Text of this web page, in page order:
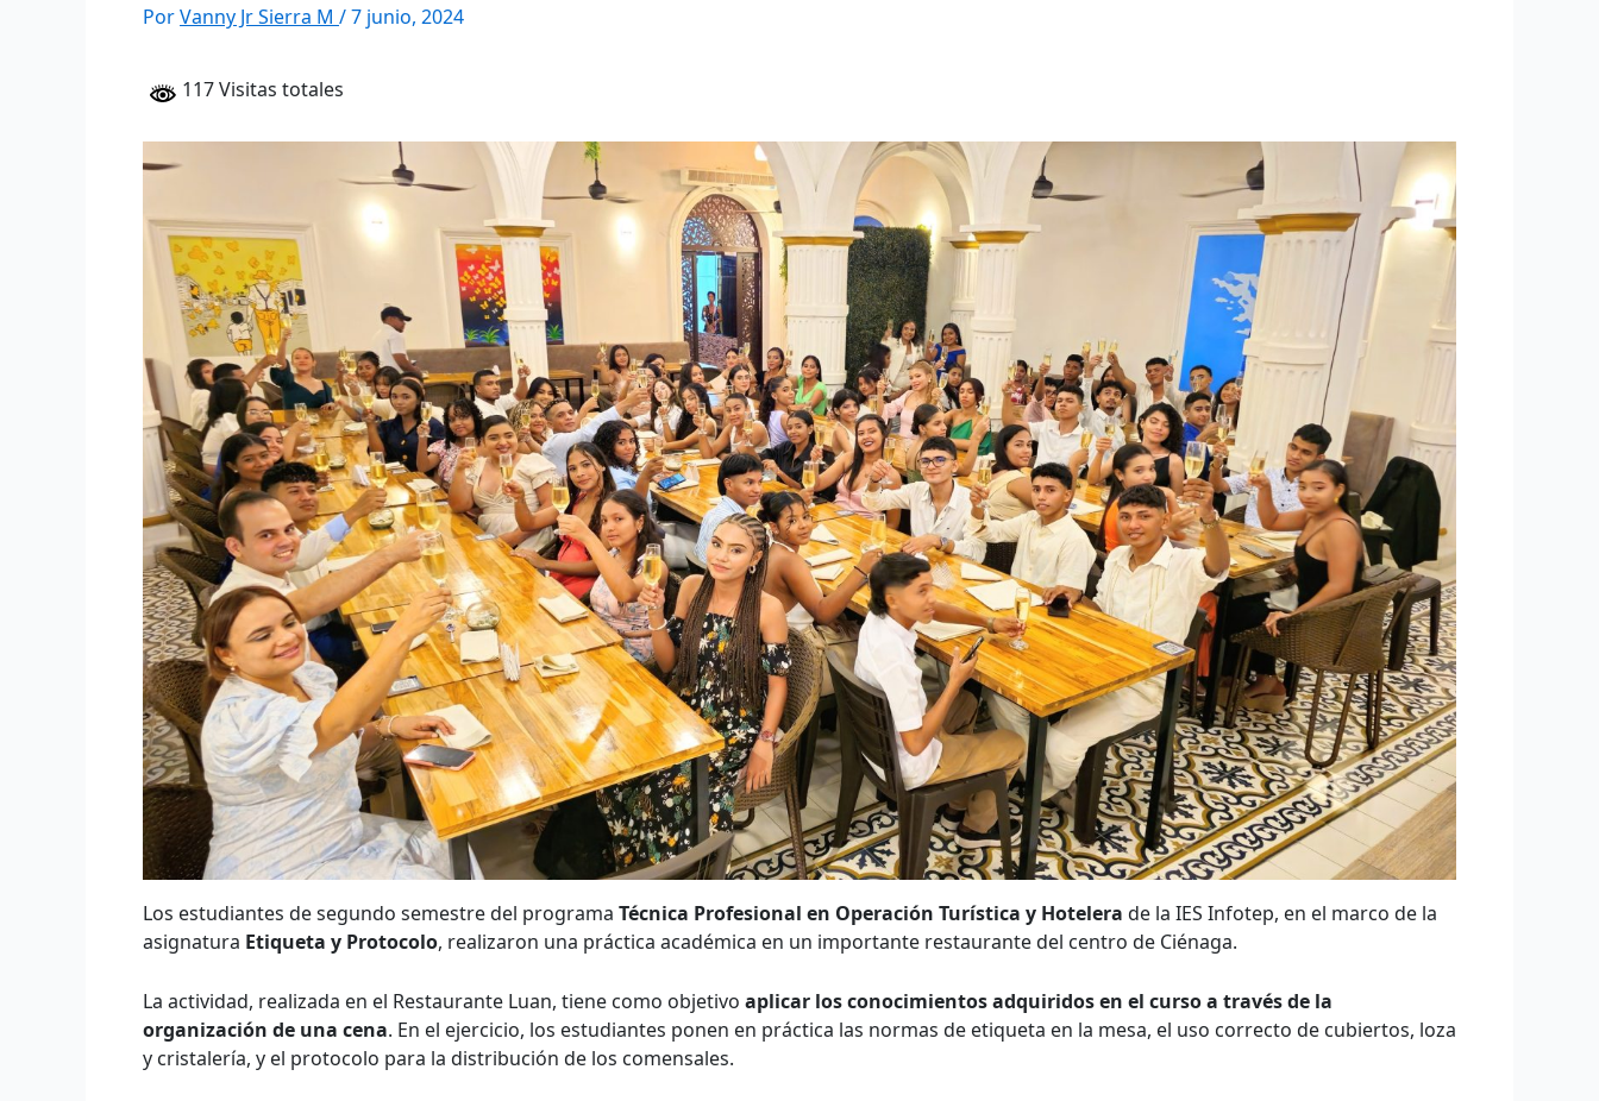
PorVanny Jr Sierra M /7 junio, 2024
117 Visitas totales
Los estudiantes de segundo semestre del programa Técnica Profesional en Operación Turística y Hotelera de la IES Infotep, en el marco de la
asignatura Etiqueta y Protocolo, realizaron una práctica académica en un importante restaurante del centro de Ciénaga.
La actividad, realizada en el Restaurante Luan, tiene como objetivo aplicar los conocimientos adquiridos en el curso a través de la
organización de una cena. En el ejercicio, los estudiantes ponen en práctica las normas de etiqueta en la mesa, el uso correcto de cubiertos, loza
y cristalería, y el protocolo para la distribución de los comensales.